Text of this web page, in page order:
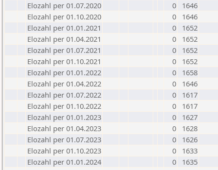
Elozahl per 01.07.2020
0
1646
Elozahl per 01.10.2020
0
1646
Elozahl per 01.01.2021
0
1652
Elozahl per 01.04.2021
0
1652
Elozahl per 01.07.2021
0
1652
Elozahl per 01.10.2021
0
1652
Elozahl per 01.01.2022
0
1658
Elozahl per 01.04.2022
0
1646
Elozahl per 01.07.2022
0
1617
Elozahl per 01.10.2022
0
1617
Elozahl per 01.01.2023
0
1627
Elozahl per 01.04.2023
0
1628
Elozahl per 01.07.2023
0
1626
Elozahl per 01.10.2023
0
1633
Elozahl per 01.01.2024
0
1635